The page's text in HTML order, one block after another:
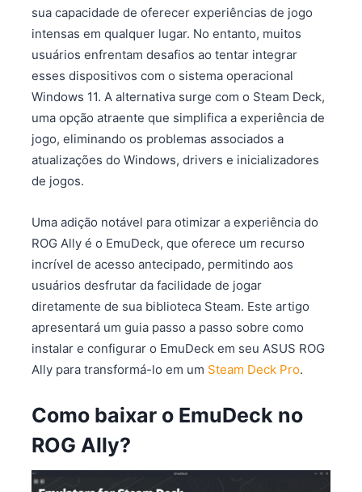
sua capacidade de oferecer experiências de jogo
intensas em qualquer lugar. No entanto, muitos
usuários enfrentam desafios ao tentar integrar
esses dispositivos com o sistema operacional
Windows 11. A alternativa surge com o Steam Deck,
uma opção atraente que simplifica a experiência de
jogo, eliminando os problemas associados a
atualizações do Windows, drivers e inicializadores
de jogos.
Uma adição notável para otimizar a experiência do
ROG Ally é o EmuDeck, que oferece um recurso
incrível de acesso antecipado, permitindo aos
usuários desfrutar da facilidade de jogar
diretamente de sua biblioteca Steam. Este artigo
apresentará um guia passo a passo sobre como
instalar e configurar o EmuDeck em seu ASUS ROG
Ally para transformá-lo em um Steam Deck Pro.
Como baixar o EmuDeck no
ROG Ally?